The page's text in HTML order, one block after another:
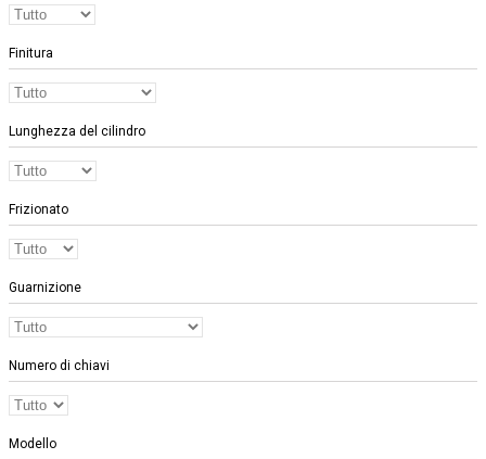
Finitura
Lunghezza del cilindro
Frizionato
Guarnizione
Numero di chiavi
Modello